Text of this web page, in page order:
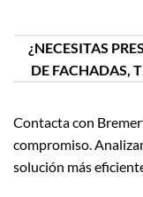
¿NECESITAS
DE FACHADAS,
Contacta con
compromiso.
solución más